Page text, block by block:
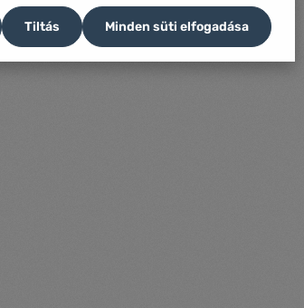
Tiltás Minden süti elfogadása